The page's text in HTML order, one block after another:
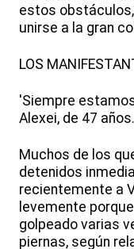
estos
unirse a la gran
LOS
'Siempre
Alexei, de 47 años.
Muchos de los
detenidos
recientemente a
levemente
golpeado varias
piernas, según